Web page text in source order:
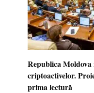
Republica
criptoactivelor.
prima lectură